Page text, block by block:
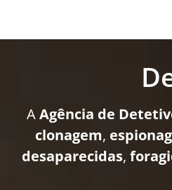
AAgência de
clonagem,
desaparecidas,